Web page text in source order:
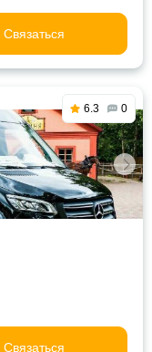
Связаться
6.3 0
Связаться